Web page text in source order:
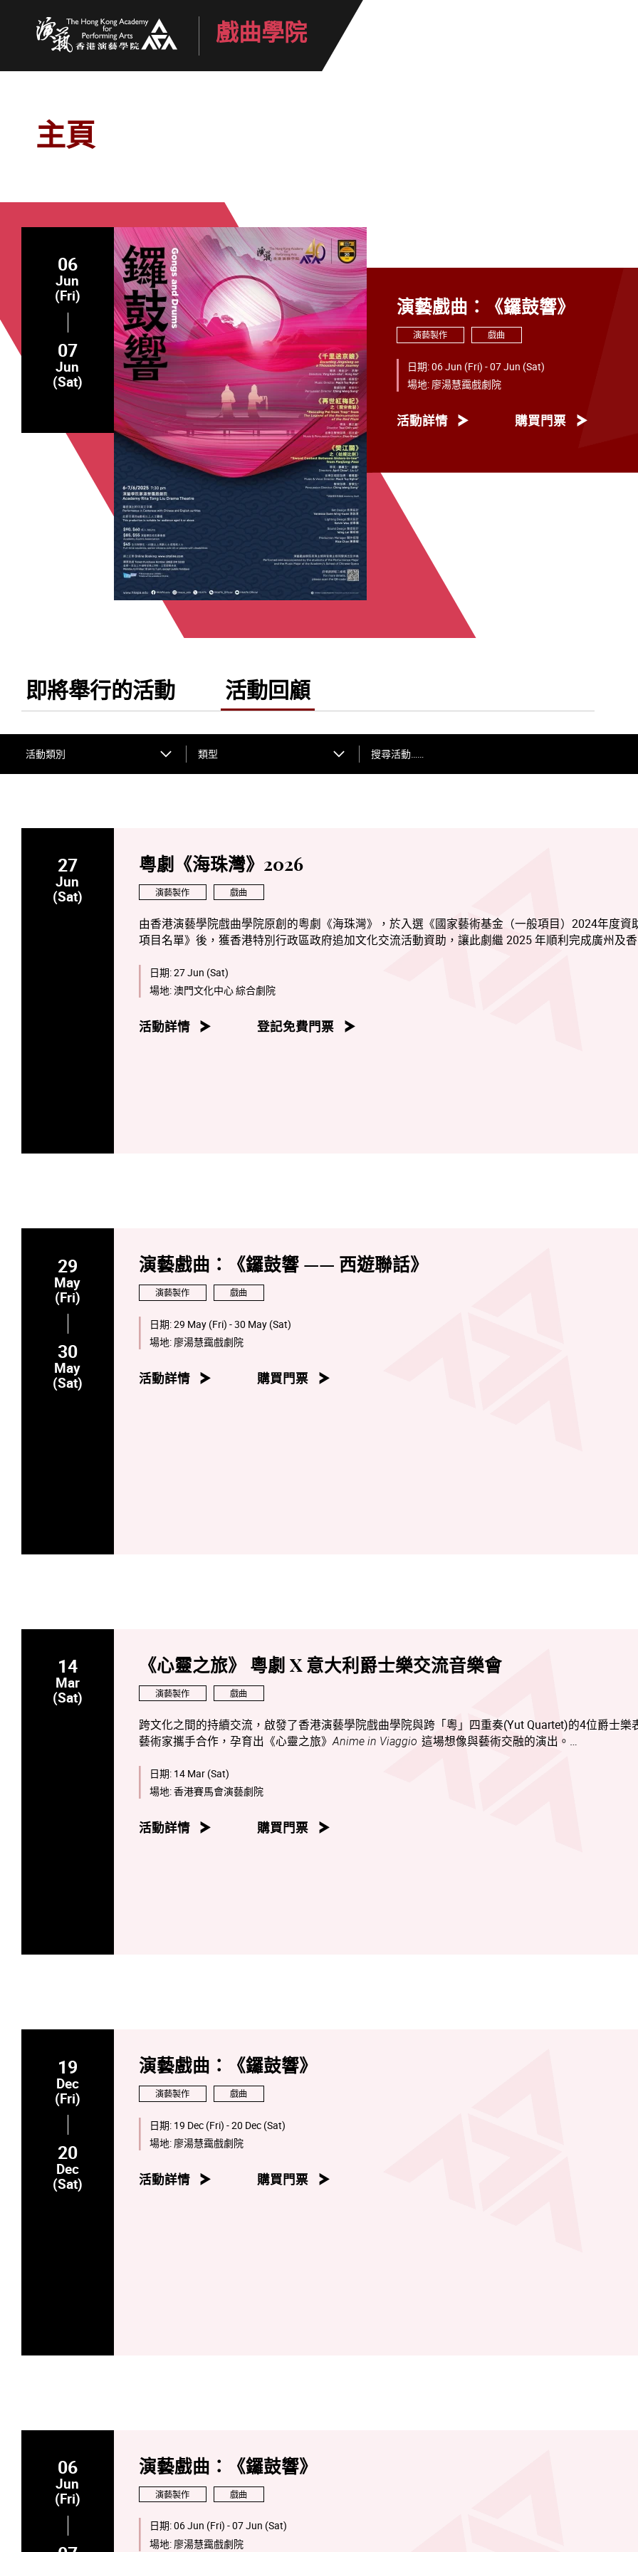
戲曲學院
主頁
06
Jun
(Fri)
07
Jun
(Sat)
演藝戲曲：《鑼鼓響》
演藝製作 戲曲
日期:06 Jun (Fri) - 07 Jun (Sat)
場地: 廖湯慧靄戲劇院
活動詳情 購買門票
即將舉行的活動 活動回顧
活動類別 類型
搜尋活動……
27
Jun
(Sat)
粵劇《海珠灣》2026
演藝製作 戲曲
由香港演藝學院戲曲學院原創的粵劇《海珠灣》，於入選《國家藝術基金（一般項目）2024年度資
項目名單》後，獲香港特別行政區政府追加文化交流活動資助，讓此劇繼 2025 年順利完成廣州及香
《海珠灣》以漁村與海洋為背景，交織人情與自然的呼應，透過「唱、做、唸、打」的粵劇表演元
亦有對自然的敬畏與珍惜，彼此交織成一幅情理交融的廣闊畫卷。
日期:27 Jun (Sat)
場地:澳門文化中心 綜合劇院
活動詳情 登記免費門票
29
May
(Fri)
30
May
(Sat)
演藝戲曲：《鑼鼓響 —— 西遊聯話》
演藝製作 戲曲
日期:29 May (Fri) - 30 May (Sat)
場地: 廖湯慧靄戲劇院
活動詳情 購買門票
14
Mar
(Sat)
《心靈之旅》 粵劇 X 意大利爵士樂交流音樂會
演藝製作 戲曲
跨文化之間的持續交流，啟發了香港演藝學院戲曲學院與跨「粵」四重奏(Yut Quartet)的4位爵士樂
藝術家攜手合作，孕育出《心靈之旅》Anime in Viaggio 這場想像與藝術交融的演出。
踏上一段旅程，讓粵劇與意大利爵士樂在語言、節奏與情感之間展開對話，彼此呼應。
這場演出將不僅是粵劇與爵士樂的交流，更是一趟心靈的遠行。觀眾將在東西方藝術的交織中，體
日期: 14 Mar (Sat)
場地:香港賽馬會演藝劇院
活動詳情 購買門票
19
Dec
(Fri)
20
Dec
(Sat)
演藝戲曲：《鑼鼓響》
演藝製作 戲曲
日期: 19 Dec (Fri) - 20 Dec (Sat)
場地: 廖湯慧靄戲劇院
活動詳情 購買門票
06
Jun
(Fri)
演藝戲曲：《鑼鼓響》
演藝製作 戲曲
日期:06 Jun (Fri) - 07 Jun (Sat)
場地: 廖湯慧靄戲劇院